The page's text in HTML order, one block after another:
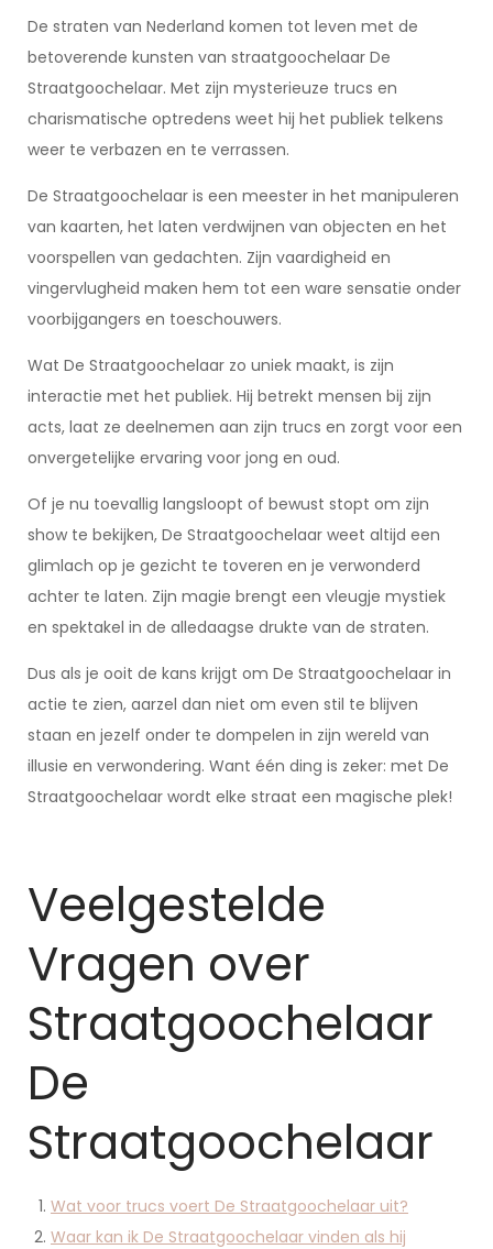
De straten van Nederland komen tot leven met de
betoverende kunsten van straatgoochelaar De
Straatgoochelaar. Met zijn mysterieuze trucs en
charismatische optredens weet hij het publiek telkens
weer te verbazen en te verrassen.
De Straatgoochelaar is een meester in het manipuleren
van kaarten, het laten verdwijnen van objecten en het
voorspellen van gedachten. Zijn vaardigheid en
vingervlugheid maken hem tot een ware sensatie onder
voorbijgangers en toeschouwers.
Wat De Straatgoochelaar zo uniek maakt, is zijn
interactie met het publiek. Hij betrekt mensen bij zijn
acts, laat ze deelnemen aan zijn trucs en zorgt voor een
onvergetelijke ervaring voor jong en oud.
Of je nu toevallig langsloopt of bewust stopt om zijn
show te bekijken, De Straatgoochelaar weet altijd een
glimlach op je gezicht te toveren en je verwonderd
achter te laten. Zijn magie brengt een vleugje mystiek
en spektakel in de alledaagse drukte van de straten.
Dus als je ooit de kans krijgt om De Straatgoochelaar in
actie te zien, aarzel dan niet om even stil te blijven
staan en jezelf onder te dompelen in zijn wereld van
illusie en verwondering. Want één ding is zeker: met De
Straatgoochelaar wordt elke straat een magische plek!
Veelgestelde
Vragen over
Straatgoochelaar
De
Straatgoochelaar
Wat voor trucs voert De Straatgoochelaar uit?
Waar kan ik De Straatgoochelaar vinden als hij